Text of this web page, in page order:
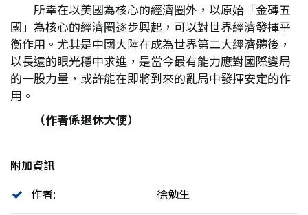
所幸在以美國為核心的經濟圈外，以原始「金磚五
國」為核心的經濟圈逐步興起，可以對世界經濟發揮平
衡作用。尤其是中國大陸在成為世界第二大經濟體後，
以長遠的眼光穩中求進，是當今最有能力應對國際變局
的一股力量，或許能在即將到來的亂局中發揮安定的作
用。
（作者係退休大使）
附加資訊
作者:
徐勉生